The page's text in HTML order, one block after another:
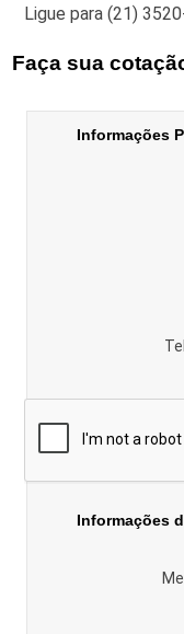
Ligue para(21)
Faça sua
Informações
Informações